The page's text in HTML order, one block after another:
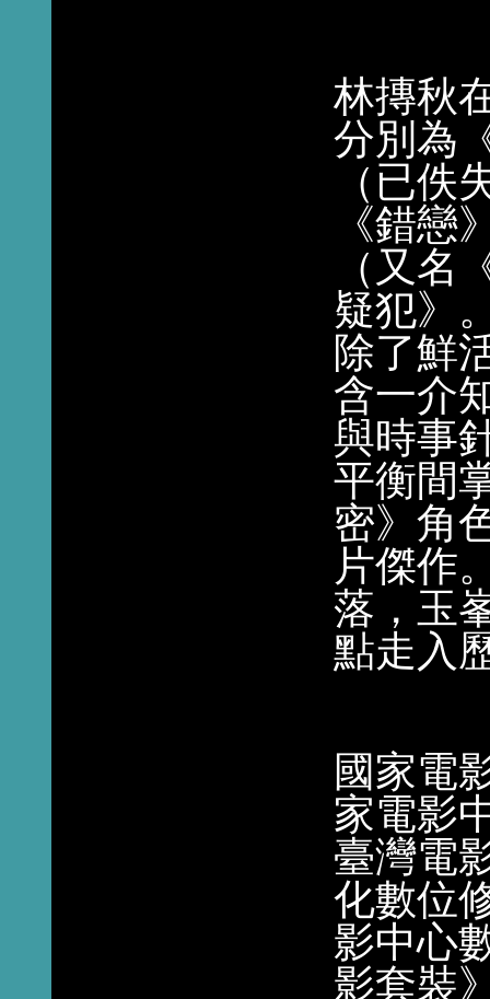
林摶秋
分別為
（已佚
《錯戀
（又名
疑犯》
除了鮮
含一介
與時事
平衡間
密》角
片傑作
落，玉
點走入
國家電
家電影
臺灣電
化數位
影中心
影套裝